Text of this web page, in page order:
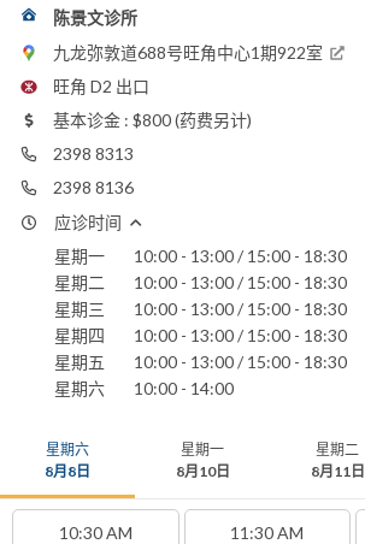
英国爱丁堡皇家外科医学院院士 1998
香港骨科医学院院士 2002
英国爱丁堡皇家外科医学院院士(骨科) 2002
香港医学专科学院院士 (骨科) 2002
电话：
2398 8313
henrykmchan@yahoo.com.hk
陈景文诊所
九龙弥敦道688号旺角中心1期922室
旺角 D2 出口
基本诊金 : $800 (药费另计)
2398 8313
2398 8136
应诊时间
星期一
10:00 - 13:00 / 15:00 - 18:30
星期二
10:00 - 13:00 / 15:00 - 18:30
星期三
10:00 - 13:00 / 15:00 - 18:30
星期四
10:00 - 13:00 / 15:00 - 18:30
星期五
10:00 - 13:00 / 15:00 - 18:30
星期六
10:00 - 14:00
星期六
8月8日
星期一
8月10日
星期二
8月11日
10:30 AM 11:30 AM